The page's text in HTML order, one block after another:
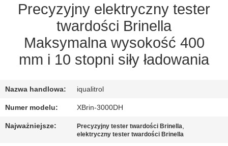
SITEMAP
PRIVACY
Precyzyjny elektryczny tester
twardości Brinella
Maksymalna wysokość 400
mm i 10 stopni siły ładowania
Nazwa handlowa: iqualitrol
Numer modelu: XBrin-3000DH
Najważniejsze: Precyzyjny tester twardości Brinella,
elektryczny tester twardości Brinella